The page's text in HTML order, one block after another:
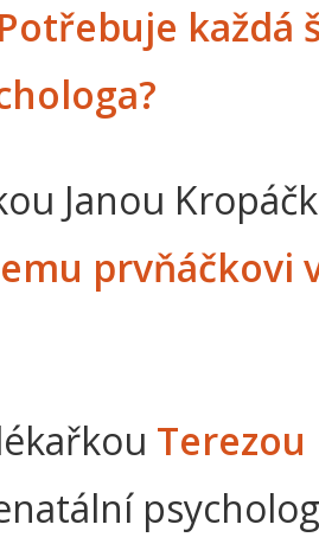
Potřebuje každá
Janou
prvňáčkovi